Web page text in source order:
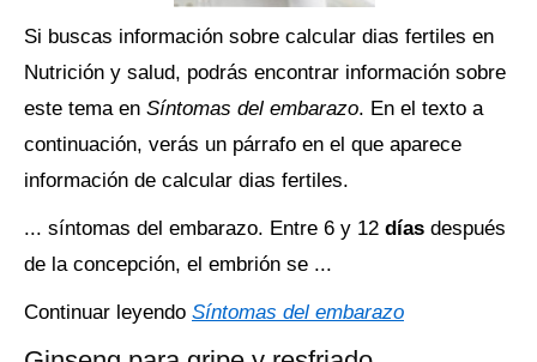
Si buscas información sobre calcular dias fertiles en
Nutrición y salud, podrás encontrar información sobre
este tema en Síntomas del embarazo. En el texto a
continuación, verás un párrafo en el que aparece
información de calcular dias fertiles.
... síntomas del embarazo. Entre 6 y 12 días después
de la concepción, el embrión se ...
Continuar leyendo Síntomas del embarazo